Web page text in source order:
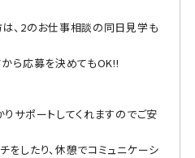
、2のお仕事相談の同日見学も
から応募を決めてもOK!!
りサポートしてくれますのでご安
をしたり、休憩でコミュニケーシ